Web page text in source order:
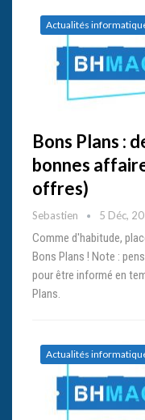
Actualités
Bons Plans :
bonnes
offres)
Sebastien 5 Déc,
Comme d'habitude,
Bons Plans ! Note :
pour être informé en
Plans.
Actualités